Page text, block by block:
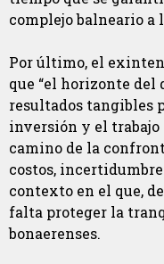
complejo balneario
Por último, el
que “el horizonte del
resultados tangibles
inversión y el
camino de la
costos,
contexto en el que,
falta proteger la
bonaerenses.